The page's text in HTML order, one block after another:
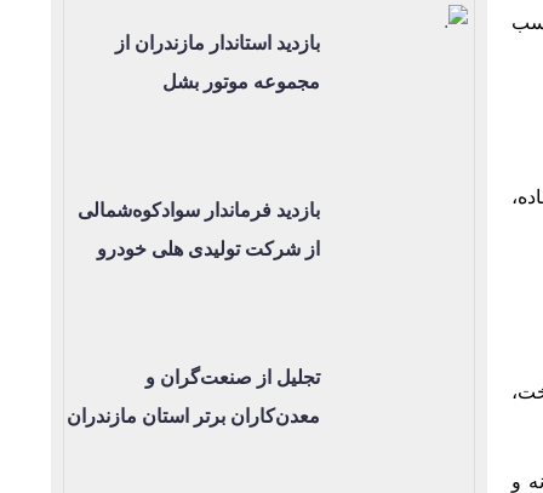
و
بازدید استاندار مازندران از
مجموعه موتور بشل
بازدید فرماندار سوادکوه‌شمالی
از شرکت تولیدی هلی خودرو
تجلیل از صنعت‌گران و
معدن‌کاران برتر استان مازندران